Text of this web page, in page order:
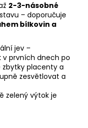
2-3-násobné
– doporučuje
bílkovin a
jev –
prvních dnech po
zbytky placenty a
zesvětlovat a
zelený výtok je